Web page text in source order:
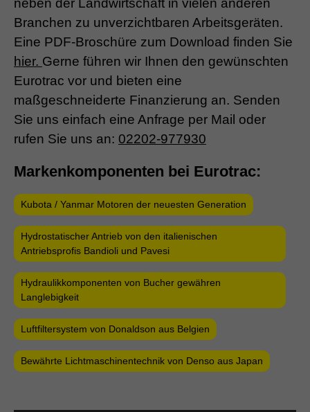
neben der Landwirtschaft in vielen anderen
Branchen zu unverzichtbaren Arbeitsgeräten.
Eine PDF-Broschüre zum Download finden Sie
hier. Gerne führen wir Ihnen den gewünschten
Eurotrac vor und bieten eine
maßgeschneiderte Finanzierung an. Senden
Sie uns einfach eine Anfrage per Mail oder
rufen Sie uns an: 02202-977930
Markenkomponenten bei Eurotrac:
Kubota / Yanmar Motoren der neuesten Generation
Hydrostatischer Antrieb von den italienischen
Antriebsprofis Bandioli und Pavesi
Hydraulikkomponenten von Bucher gewähren
Langlebigkeit
Luftfiltersystem von Donaldson aus Belgien
Bewährte Lichtmaschinentechnik von Denso aus Japan